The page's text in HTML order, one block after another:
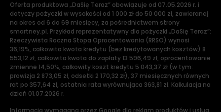
Oferta produktowa „DaSię Teraz” obowiązuje od 07.05.2026 r. i
dotyczy pożyczki w wysokości od 1 000 zł do 50 000 zł, zawieranej
na okres od 6 do 69 miesięcy, za pośrednictwem strony
smartney.pl. Przykład reprezentatywny dla pożyczki „DaSię Teraz”:
Rzeczywista Roczna Stopa Oprocentowania (RRSO) wynosi
36,19%, całkowita kwota kredytu (bez kredytowanych kosztów) 8
553,12 zł, całkowita kwota do zapłaty 13 596,49 zł, oprocentowanie
zmienne 14,50%, całkowity koszt kredytu 5 043,37 zł (w tym:
prowizja 2 873,05 zł, odsetki 2 170,32 zł), 37 miesięcznych równych
rat po 357,64 zł, ostatnia rata wyrównująca 363,81 zł. Kalkulacja na
dzień 01.07.2026 r.